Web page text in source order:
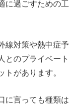
トの種類
を設営する際のポ
関するよくある質問
に過ごすための
線対策や熱中症
とのプライベー
トがあります。
に言っても種類は